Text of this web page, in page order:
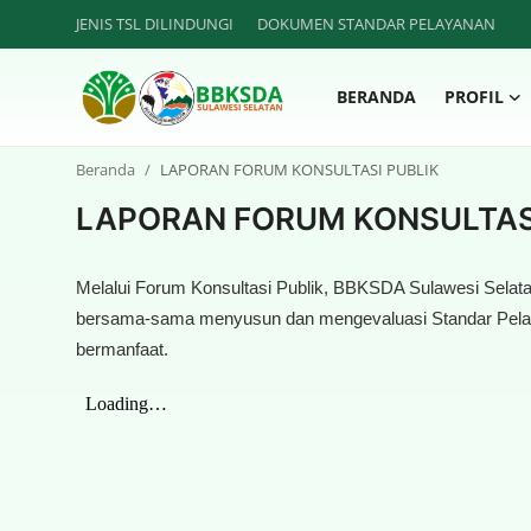
JENIS TSL DILINDUNGI DOKUMEN STANDAR PELAYANAN
BERANDA PROFIL
PROFIL
PUBLIKASI
Beranda LAPORAN FORUM KONSULTASI PUBLIK
LAPORAN FORUM
Melalui Forum Konsultasi Publik, BBKSDA Sulawesi
bersama-sama menyusun dan mengevaluasi Standar
bermanfaat.